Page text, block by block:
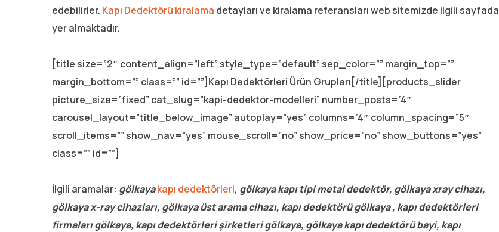
edebilirler. Kapı Dedektörü kiralama detayları ve kiralama referansları web sitemizde ilgili sayfada
yer almaktadır.
[title size=”2″ content_align=”left” style_type=”default” sep_color=”” margin_top=””
margin_bottom=”” class=”” id=””]Kapı Dedektörleri Ürün Grupları[/title][products_slider
picture_size=”fixed” cat_slug=”kapi-dedektor-modelleri” number_posts=”4″
carousel_layout=”title_below_image” autoplay=”yes” columns=”4″ column_spacing=”5″
scroll_items=”” show_nav=”yes” mouse_scroll=”no” show_price=”no” show_buttons=”yes”
class=”” id=””]
İlgili aramalar: gölkayakapı dedektörleri, gölkaya kapı tipi metal dedektör, gölkaya xray cihazı,
gölkaya x-ray cihazları, gölkaya üst arama cihazı, kapı dedektörü gölkaya , kapı dedektörleri
firmaları gölkaya, kapı dedektörleri şirketleri gölkaya, gölkaya kapı dedektörü bayi, kapı